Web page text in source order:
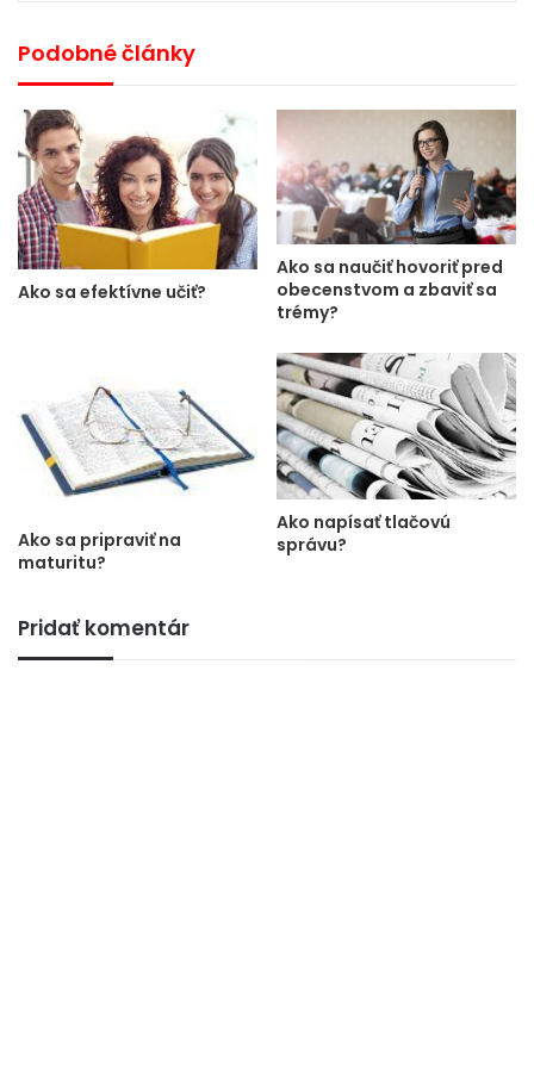
Podobné články
Ako sa efektívne učiť?
Ako sa naučiť hovoriť pred
obecenstvom a zbaviť sa
trémy?
Ako sa pripraviť na
maturitu?
Ako napísať tlačovú
správu?
Pridať komentár